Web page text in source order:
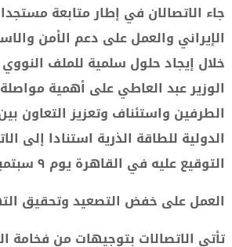
جاء الاتصالان في إطار متابعة
الإيراني والعمل على دعم الأمن
خلال إيجاد حلول سلمية للملف النووي
الوزير عبد العاطي على أهمية
الطرفين واستئناف وتعزيز التعاون
الدولية للطاقة الذرية استنادا إلى
التوقيع عليه في القاهرة يوم ٩ سبتمبر.
العمل على خفض التصعيد وتحقيق
تأتي الاتصالات بتوجيهات من فخامة